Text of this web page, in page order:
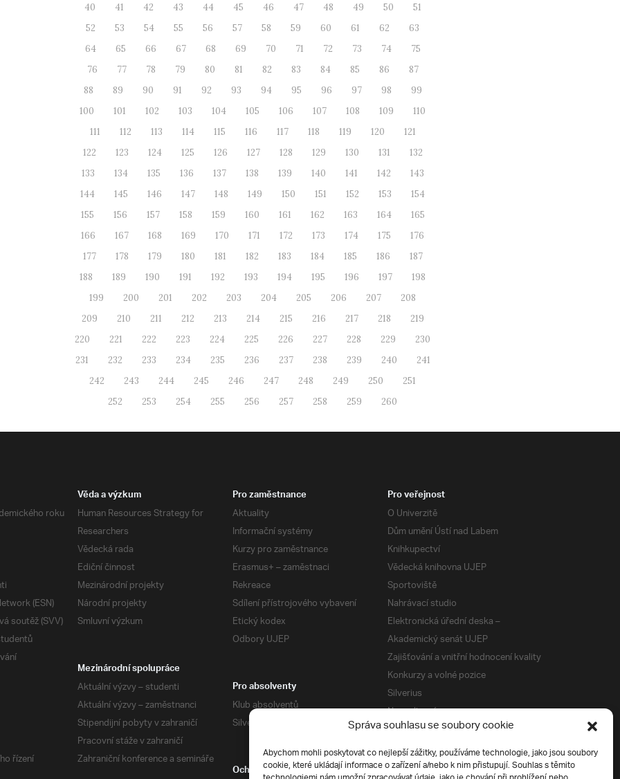
Správa souhlasu se soubory cookie
Abychom mohli poskytovat co nejlepší zážitky, používáme technologie, jako jsou soubory
cookie, které ukládají informace o zařízení a/nebo k nim přistupují. Souhlas s těmito
40
41 42 43 44 45 46 47 48 49 50
51
52
53 54 55 56 57 58 59 60 61 62
63
64
65 66 67 68 69 70 71 72 73 74
75
76
77 78 79 80 81 82 83 84 85 86
87
88
89 90 91 92 93 94 95 96 97 98
99
100
101 102 103 104 105 106 107 108 109
110
111
112 113 114 115 116 117 118 119 120
121
122
123 124 125 126 127 128 129 130 131
132
133
134 135 136 137 138 139 140 141 142
143
144
145 146 147 148 149 150 151 152 153
154
155
156 157 158 159 160 161 162 163 164
165
166
167 168 169 170 171 172 173 174 175
176
177
178 179 180 181 182 183 184 185 186
187
188
189 190 191 192 193 194 195 196 197
198
199
200 201 202 203 204 205 206 207
208
209
210 211 212 213 214 215 216 217 218
219
220
221 222 223 224 225 226 227 228 229
230
231
232 233 234 235 236 237 238 239 240
241
242
243 244 245 246 247 248 249 250
251
252
253 254 255 256 257 258 259 260
roku
(ESN)
soutěž (SVV)
Věda a výzkum
Human Resources Strategy for
Researchers
Vědecká rada
Ediční činnost
Mezinárodní projekty
Národní projekty
Smluvní výzkum
Pro zaměstnance
Aktuality
Informační systémy
Kurzy pro zaměstnance
Erasmus+ – zaměstnaci
Rekreace
Sdílení přístrojového vybavení
Etický kodex
Odbory UJEP
Pro veřejnost
O Univerzitě
Dům umění Ústí nad Labem
Knihkupectví
Vědecká knihovna UJEP
Sportoviště
Nahrávací studio
Elektronická úřední deska –
Akademický senát UJEP
Zajišťování a vnitřní hodnocení kvality
Konkurzy a volné pozice
Silverius
Napsali o nás
Tiskové zprávy
Mezinárodní spolupráce
Aktuální výzvy – studenti
Aktuální výzvy – zaměstnanci
Stipendijní pobyty v zahraničí
Pracovní stáže v zahraničí
Zahraniční konference a semináře
Pro absolventy
Klub absolventů
Silverius
řízení
Ochrana soukromí